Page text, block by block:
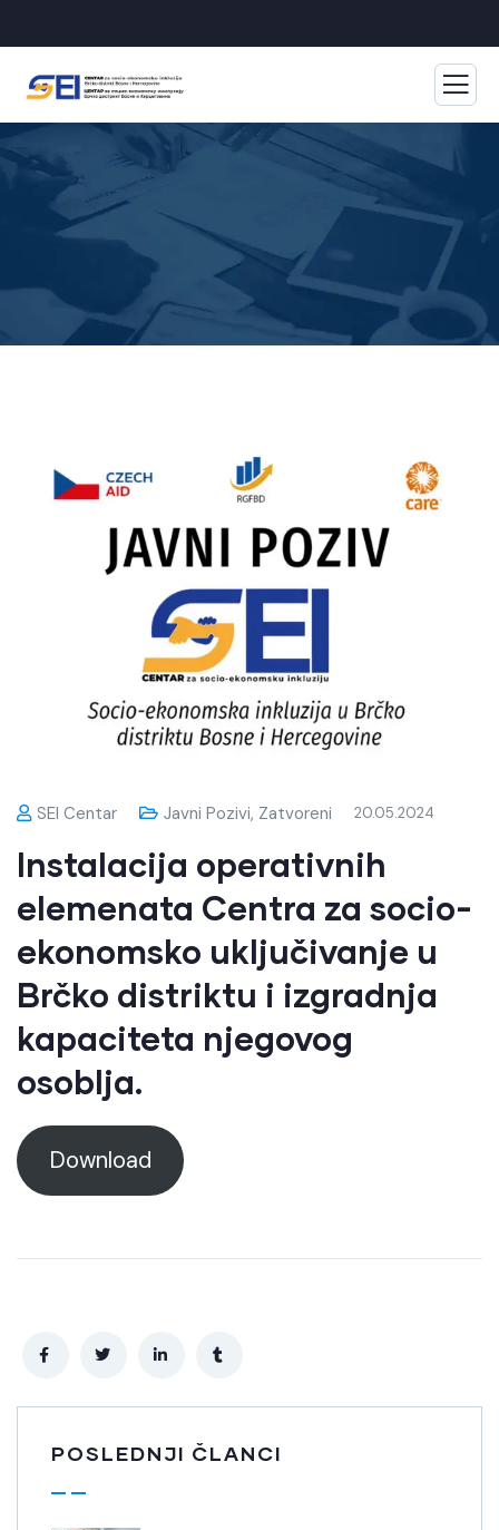
SEI Centar Javni Pozivi, Zatvoreni 20.05.2024
Instalacija operativnih
elemenata Centra za socio-
ekonomsko uključivanje u
Brčko distriktu i izgradnja
kapaciteta njegovog
osoblja.
Download
POSLEDNJI ČLANCI